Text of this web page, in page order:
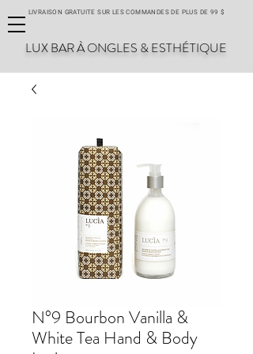
LIVRAISON GRATUITE SUR LES COMMANDES DE PLUS DE 99 $
LUX BAR À ONGLES & ESTHÉTIQUE
N°9 Bourbon Vanilla &
White Tea Hand & Body